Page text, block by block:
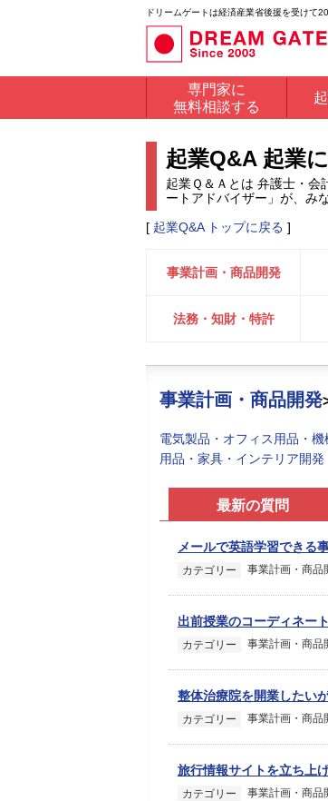
ドリームゲートは経済産業省後援を受けて
専門家に
無料相談する
起業Q&A 起業
起業Ｑ＆Ａとは 弁護士・
ートアドバイザー」が、み
[ 起業Q&A トップに戻る ]
事業計画・商品開発
法務・知財・特許
事業計画・商品開発
電気製品・オフィス用品・機
用品・家具・インテリア開発
最新の質問
メールで英語学習できる
カテゴリー 事業計画・商品
出前授業のコーディネート
カテゴリー 事業計画・商品
整体治療院を開業したい
カテゴリー 事業計画・商品
旅行情報サイトを立ち上
カテゴリー 事業計画・商品